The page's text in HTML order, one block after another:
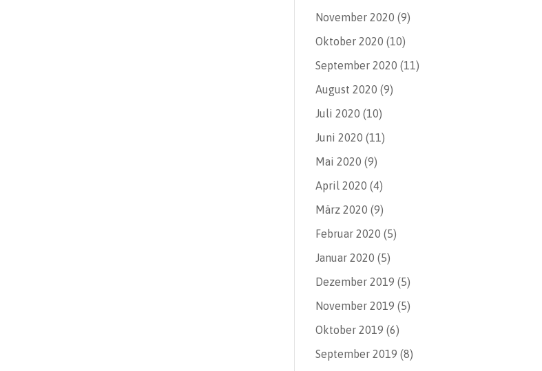
November 2020 (9)
Oktober 2020 (10)
September 2020 (11)
August 2020 (9)
Juli 2020 (10)
Juni 2020 (11)
Mai 2020 (9)
April 2020 (4)
März 2020 (9)
Februar 2020 (5)
Januar 2020 (5)
Dezember 2019 (5)
November 2019 (5)
Oktober 2019 (6)
September 2019 (8)